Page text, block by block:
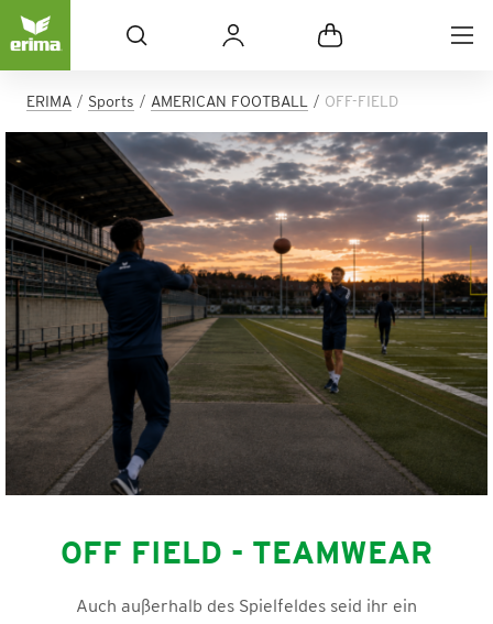
ERIMA Sports AMERICAN FOOTBALL OFF-FIELD
OFF FIELD - TEAMWEAR
Auch außerhalb des Spielfeldes seid ihr ein